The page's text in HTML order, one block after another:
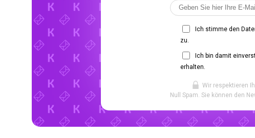
Ich stimme den
zu.
Ich bin damit
erhalten.
Wir respektieren
Null Spam. Sie können den